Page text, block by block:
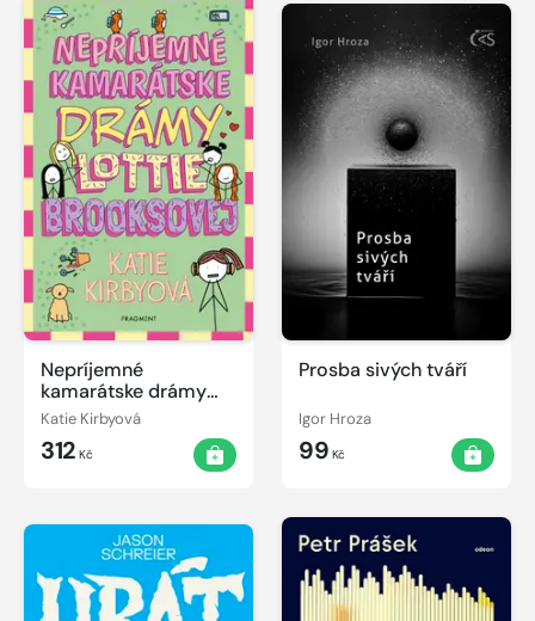
Nepríjemné
kamarátske drámy
Lottie Brooksovej
Katie Kirbyová
312 Kč
Prosba sivých tváří
Igor Hroza
99 Kč